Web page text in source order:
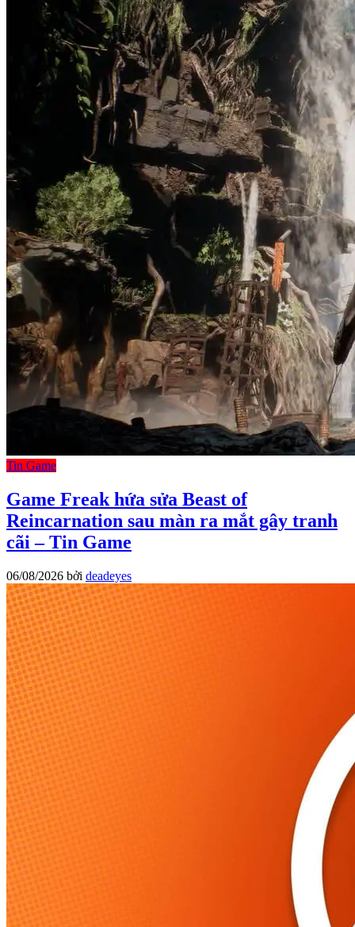
Tin Game
Game Freak hứa sửa Beast of
Reincarnation sau màn ra mắt gây tranh
cãi – Tin Game
06/08/2026 bởi deadeyes